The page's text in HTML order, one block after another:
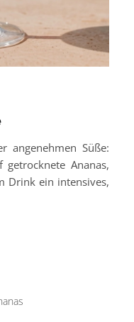
angenehmen Süße:
Ananas,
Drink ein intensives,